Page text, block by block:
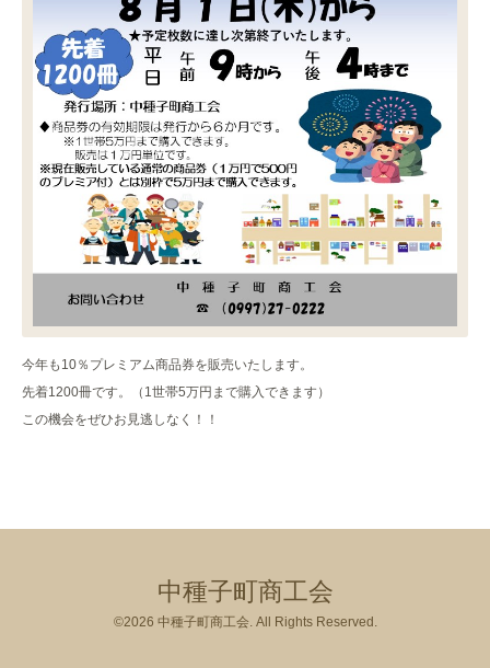
今年も10％プレミアム商品券を販売いたします。
先着1200冊です。（1世帯5万円まで購入できます）
この機会をぜひお見逃しなく！！
中種子町商工会
©2026 中種子町商工会. All Rights Reserved.